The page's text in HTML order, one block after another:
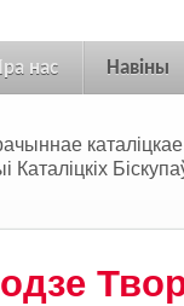
нас Навіны